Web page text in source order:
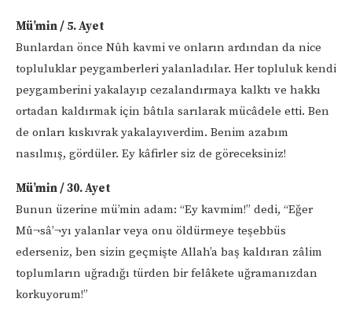
Mü’min / 5. Ayet
Bunlardan önce Nûh kavmi ve onların ardından da nice
topluluklar peygamberleri yalanladılar. Her topluluk kendi
peygamberini yakalayıp cezalandırmaya kalktı ve hakkı
ortadan kaldırmak için bâtıla sarılarak mücâdele etti. Ben
de onları kıskıvrak yakalayıverdim. Benim azabım
nasılmış, gördüler. Ey kâfirler siz de göreceksiniz!
Mü’min / 30. Ayet
Bunun üzerine mü’min adam: “Ey kavmim!” dedi, “Eğer
Mû¬sâ’¬yı yalanlar veya onu öldürmeye teşebbüs
ederseniz, ben sizin geçmişte Allah’a baş kaldıran zâlim
toplumların uğradığı türden bir felâkete uğramanızdan
korkuyorum!”